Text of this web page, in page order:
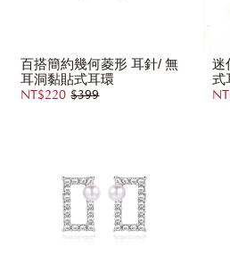
百搭簡約幾何菱形 耳針/ 無
耳洞黏貼式耳環
NT$220 $399
迷
式